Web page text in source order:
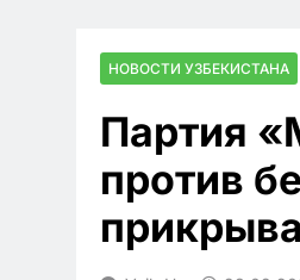
НОВОСТИ УЗБЕКИСТАНА
Партия
против